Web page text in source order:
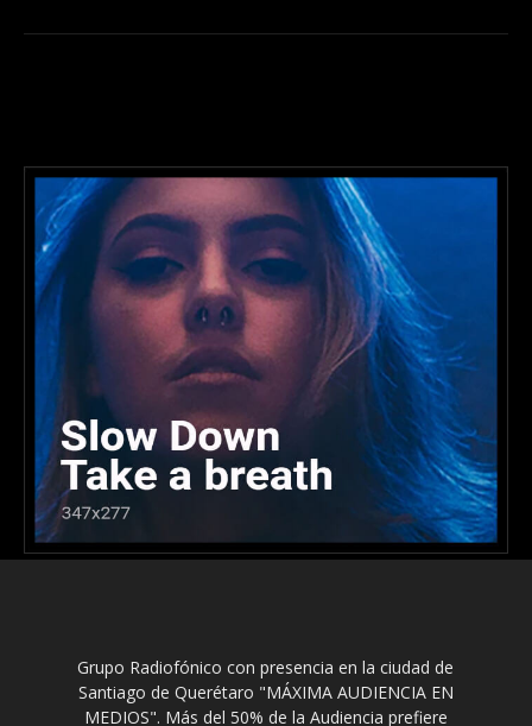
Grupo Radiofónico con presencia en la ciudad de
Santiago de Querétaro "MÁXIMA AUDIENCIA EN
MEDIOS". Más del 50% de la Audiencia prefiere